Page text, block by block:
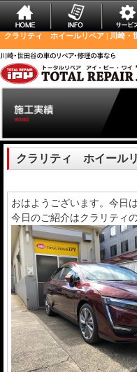
クラリティ ホイールリペア | 川崎・
クラリティ ホイール
おはようございます。今日
今日のご紹介はクラリティ